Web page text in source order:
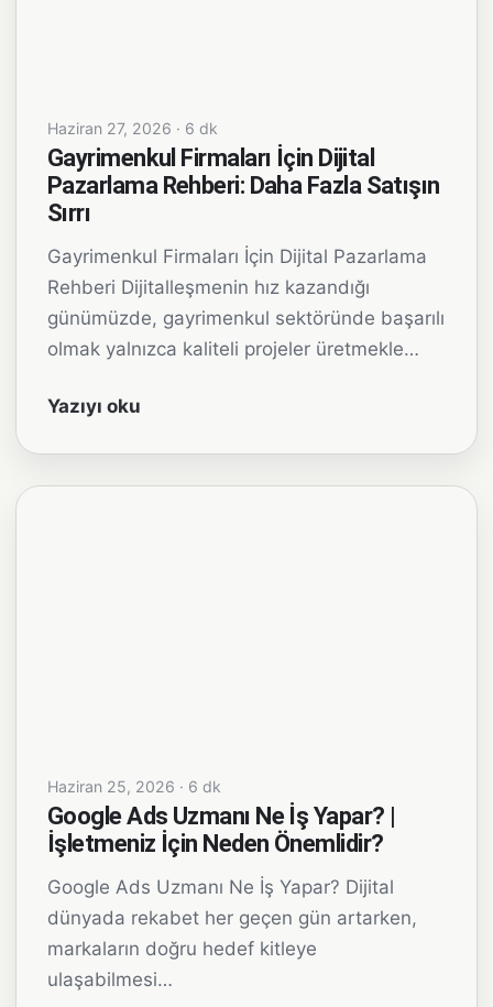
Haziran 27, 2026 · 6 dk
Gayrimenkul Firmaları İçin Dijital
Pazarlama Rehberi: Daha Fazla Satışın
Sırrı
Gayrimenkul Firmaları İçin Dijital Pazarlama
Rehberi Dijitalleşmenin hız kazandığı
günümüzde, gayrimenkul sektöründe başarılı
olmak yalnızca kaliteli projeler üretmekle…
Yazıyı oku
Haziran 25, 2026 · 6 dk
Google Ads Uzmanı Ne İş Yapar? |
İşletmeniz İçin Neden Önemlidir?
Google Ads Uzmanı Ne İş Yapar? Dijital
dünyada rekabet her geçen gün artarken,
markaların doğru hedef kitleye
ulaşabilmesi…